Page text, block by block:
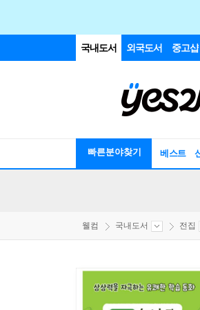
국내도서 외국도서 중고샵
빠른분야찾기 베스트
웰컴 국내도서 전집